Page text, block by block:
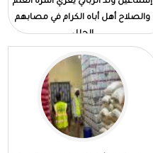
والصلاح أهل أباه الكرام في مصابهم
الجلل